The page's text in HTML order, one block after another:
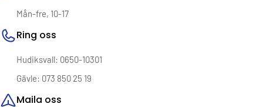
alltid med hjärtat först.
Vi vet att det ofta är i det lilla förändringen sker. En tryggare
Välkommen till Trygga Hjälpmedel – där omtanke möter
Mån-fre, 10-17
Ring oss
Hudiksvall: 0650-10301
Gävle: 073 850 25 19
Maila oss